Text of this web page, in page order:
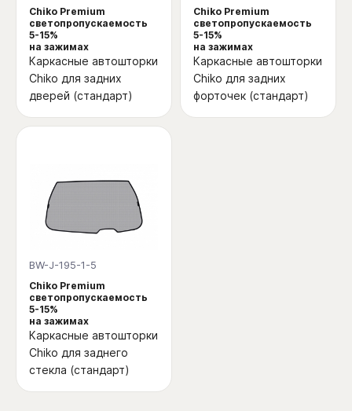
Chiko Premium
светопропускаемость
5-15%
на зажимах
Каркасные автошторки
Chiko для задних
дверей (стандарт)
Chiko Premium
светопропускаемость
5-15%
на зажимах
Каркасные автошторки
Chiko для задних
форточек (стандарт)
BW-J-195-1-5
Chiko Premium
светопропускаемость
5-15%
на зажимах
Каркасные автошторки
Chiko для заднего
стекла (стандарт)